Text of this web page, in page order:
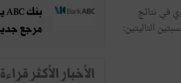
بالمائة من المعدّل السنوي في نتائج
مرجع
الأخبار الأكثر قراءة